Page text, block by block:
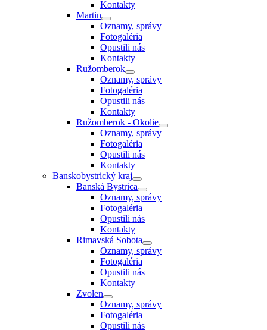
Kontakty
Martin
Oznamy, správy
Fotogaléria
Opustili nás
Kontakty
Ružomberok
Oznamy, správy
Fotogaléria
Opustili nás
Kontakty
Ružomberok - Okolie
Oznamy, správy
Fotogaléria
Opustili nás
Kontakty
Banskobystrický kraj
Banská Bystrica
Oznamy, správy
Fotogaléria
Opustili nás
Kontakty
Rimavská Sobota
Oznamy, správy
Fotogaléria
Opustili nás
Kontakty
Zvolen
Oznamy, správy
Fotogaléria
Opustili nás